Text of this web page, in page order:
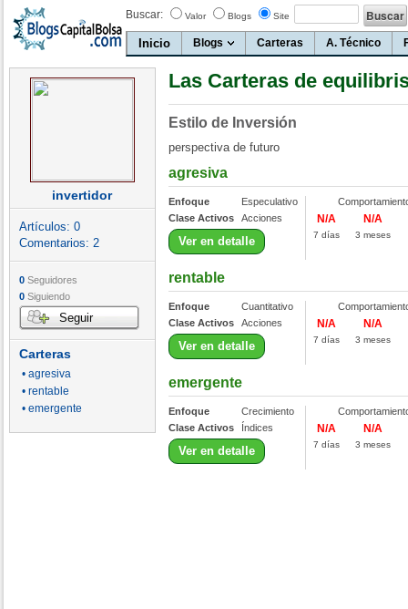
Buscar: Valor Blogs Site
Inicio Blogs Carteras A. Técnico
invertidor
Artículos: 0
Comentarios: 2
0 Seguidores
0 Siguiendo
Seguir
Carteras
• agresiva
• rentable
• emergente
Las Carteras de
Estilo de Inversión
perspectiva de futuro
agresiva
Enfoque
Especulativo
Clase Activos
Acciones
Ver en detalle
N/A
7 días
N/A
3 meses
rentable
Enfoque
Cuantitativo
Clase Activos
Acciones
Ver en detalle
N/A
7 días
N/A
3 meses
emergente
Enfoque
Crecimiento
Clase Activos
Índices
Ver en detalle
N/A
7 días
N/A
3 meses